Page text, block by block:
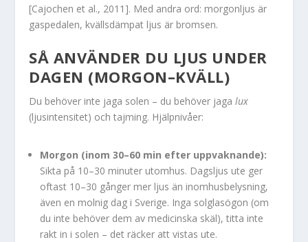
[Cajochen et al., 2011]. Med andra ord: morgonljus är
gaspedalen, kvällsdämpat ljus är bromsen.
SÅ ANVÄNDER DU LJUS UNDER
DAGEN (MORGON–KVÄLL)
Du behöver inte jaga solen – du behöver jagalux
(ljusintensitet) och tajming. Hjälpnivåer:
Morgon (inom 30–60 min efter uppvaknande):
Sikta på 10–30 minuter utomhus. Dagsljus ute ger
oftast 10–30 gånger mer ljus än inomhusbelysning,
även en molnig dag i Sverige. Inga solglasögon (om
du inte behöver dem av medicinska skäl), titta inte
rakt in i solen – det räcker att vistas ute.